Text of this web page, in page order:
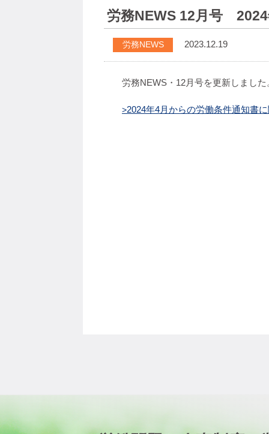
労務NEWS 12月号 2024
労務NEWS 2023.12.19
労務NEWS・12月号を更新しました
2024年4月からの労働条件通知書